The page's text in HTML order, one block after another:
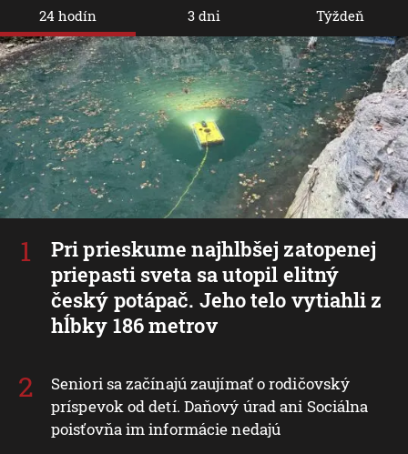
24 hodín
Pri prieskume najhlbšej zatopenej
priepasti sveta sa utopil elitný
český potápač. Jeho telo vytiahli z
hĺbky 186 metrov
Seniori sa začínajú zaujímať o rodičovský
príspevok od detí. Daňový úrad ani Sociálna
poisťovňa im informácie nedajú
3 dni Týždeň